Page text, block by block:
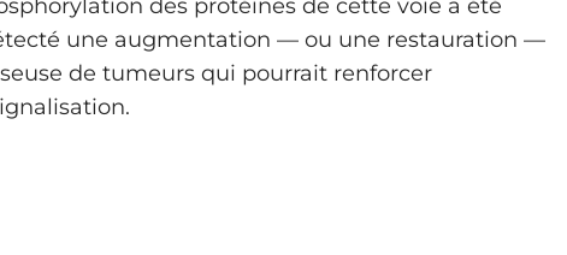
des protéines de cette voie a été
une augmentation — ou une restauration —
de tumeurs qui pourrait renforcer